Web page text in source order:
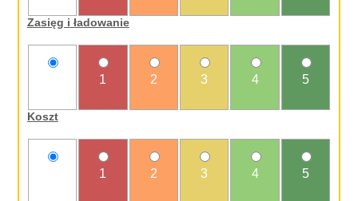
Zasięg i ładowanie
1 2 3 4 5
Koszt
1 2 3 4 5